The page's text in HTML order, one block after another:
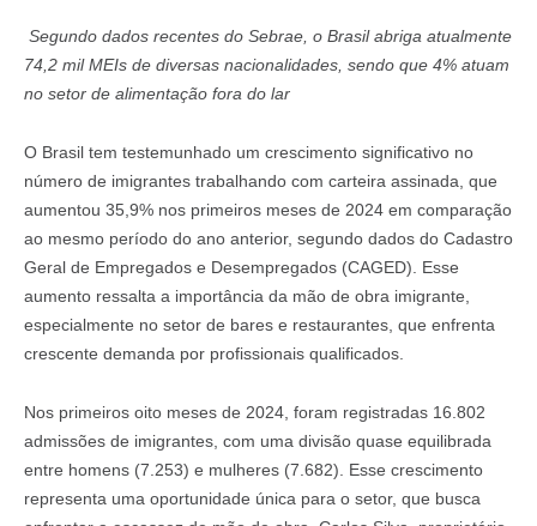
Segundo dados recentes do Sebrae, o Brasil abriga atualmente
74,2 mil MEIs de diversas nacionalidades, sendo que 4% atuam
no setor de alimentação fora do lar
O Brasil tem testemunhado um crescimento significativo no
número de imigrantes trabalhando com carteira assinada, que
aumentou 35,9% nos primeiros meses de 2024 em comparação
ao mesmo período do ano anterior, segundo dados do Cadastro
Geral de Empregados e Desempregados (CAGED). Esse
aumento ressalta a importância da mão de obra imigrante,
especialmente no setor de bares e restaurantes, que enfrenta
crescente demanda por profissionais qualificados.
Nos primeiros oito meses de 2024, foram registradas 16.802
admissões de imigrantes, com uma divisão quase equilibrada
entre homens (7.253) e mulheres (7.682). Esse crescimento
representa uma oportunidade única para o setor, que busca